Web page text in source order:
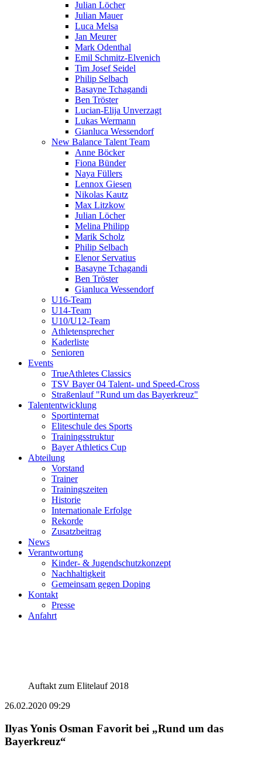
Julian Löcher
Julian Mauer
Luca Melsa
Jan Meurer
Mark Odenthal
Emil Schmitz-Elvenich
Tim Josef Seidel
Philip Selbach
Basayne Tchagandi
Ben Tröster
Lucian-Elija Unverzagt
Lukas Wermann
Gianluca Wessendorf
New Balance Talent Team
Anne Böcker
Fiona Bünder
Naya Füllers
Lennox Giesen
Nikolas Kautz
Max Litzkow
Julian Löcher
Melina Philipp
Marik Scholz
Philip Selbach
Elenor Servatius
Basayne Tchagandi
Ben Tröster
Gianluca Wessendorf
U16-Team
U14-Team
U10/U12-Team
Athletensprecher
Kaderliste
Senioren
Events
TrueAthletes Classics
TSV Bayer 04 Talent- und Speed-Cross
Straßenlauf "Rund um das Bayerkreuz"
Talententwicklung
Sportinternat
Eliteschule des Sports
Trainingsstruktur
Bayer Athletics Cup
Abteilung
Vorstand
Trainer
Trainingszeiten
Historie
Internationale Erfolge
Rekorde
Zusatzbeitrag
News
Verantwortung
Kinder- & Jugendschutzkonzept
Nachhaltigkeit
Gemeinsam gegen Doping
Kontakt
Presse
Anfahrt
Auftakt zum Elitelauf 2018
26.02.2020 09:29
Ilyas Yonis Osman Favorit bei „Rund um das
Bayerkreuz“